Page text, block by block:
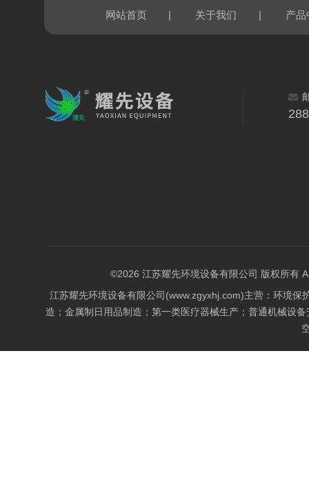
网站首页 | 关于我们 | 产品
©2026 江苏耀先环境设备有限公司 版权所有
江苏耀先环境设备有限公司(www.zgyxhj.com)主营：环境
造；金属制日用品制造；第一类医疗器械生产；普通机械设